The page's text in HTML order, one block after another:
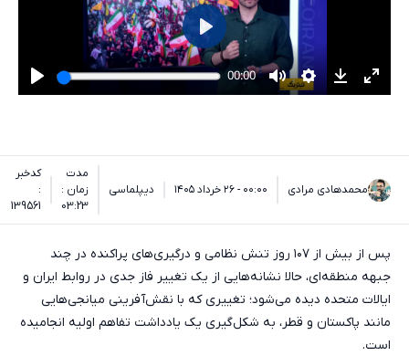
محمدهادی مرادی ۰۰:۰۰ - ۲۶ خرداد ۱۴۰۵ دیپلماسی
مدت
زمان :
03:23
کدخبر
:
139561
پس از بیش از ۱۰۷ روز تنش نظامی و درگیری‌های پراکنده در چند
جبهه منطقه‌ای، حالا نشانه‌هایی از یک تغییر فاز جدی در روابط ایران و
ایالات متحده دیده می‌شود؛ تغییری که با نقش‌آفرینی میانجی‌هایی
مانند پاکستان و قطر، به شکل‌گیری یک یادداشت تفاهم اولیه انجامیده
است.